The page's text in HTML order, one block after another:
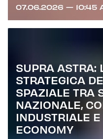
07.06.2026 — 10:45
SUPRA ASTRA:
STRATEGICA
SPAZIALE TRA
NAZIONALE,
INDUSTRIALE
ECONOMY